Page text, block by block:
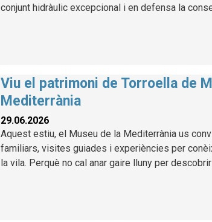
conjunt hidràulic excepcional i en defensa la
Viu el patrimoni de Torroella de
Mediterrània
29.06.2026
Aquest estiu, el Museu de la Mediterrània us
familiars, visites guiades i experiències per
la vila. Perquè no cal anar gaire lluny per